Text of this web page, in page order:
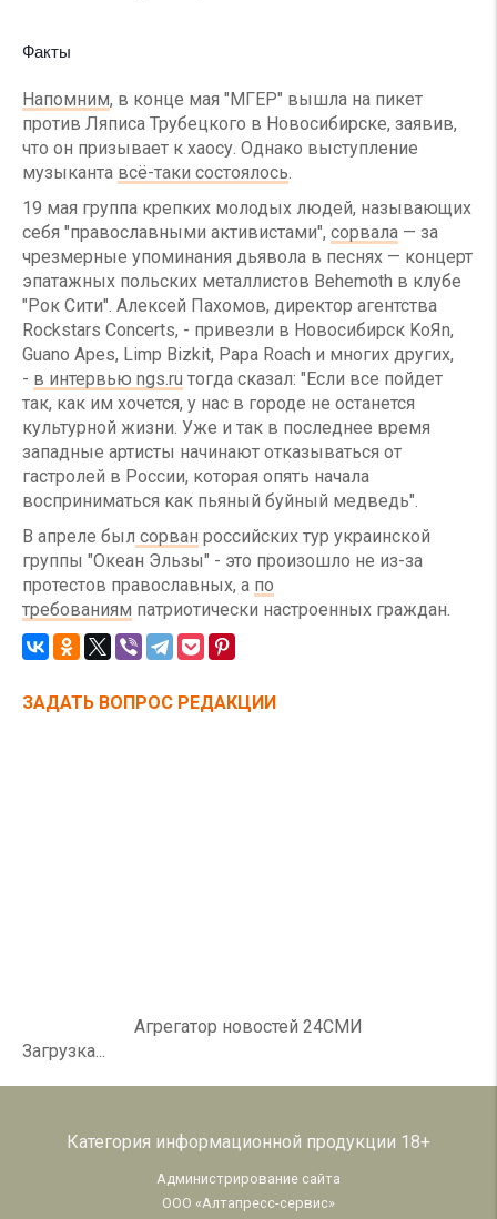
Факты
Напомним, в конце мая "МГЕР" вышла на пикет
против Ляписа Трубецкого в Новосибирске, заявив,
что он призывает к хаосу. Однако выступление
музыканта всё-таки состоялось.
19 мая группа крепких молодых людей, называющих
себя "православными активистами", сорвала — за
чрезмерные упоминания дьявола в песнях — концерт
эпатажных польских металлистов Behemoth в клубе
"Рок Сити". Алексей Пахомов, директор агентства
Rockstars Concerts, - привезли в Новосибирск KoЯn,
Guano Apes, Limp Bizkit, Papa Roach и многих других,
- в интервью ngs.ru тогда сказал: "Если все пойдет
так, как им хочется, у нас в городе не останется
культурной жизни. Уже и так в последнее время
западные артисты начинают отказываться от
гастролей в России, которая опять начала
восприниматься как пьяный буйный медведь".
В апреле был сорван российских тур украинской
группы "Океан Эльзы" - это произошло не из-за
протестов православных, а по
требованиям патриотически настроенных граждан.
ЗАДАТЬ ВОПРОС РЕДАКЦИИ
Агрегатор новостей 24СМИ
Загрузка...
Категория информационной продукции 18+
Администрирование сайта
ООО «Алтапресс-сервис»